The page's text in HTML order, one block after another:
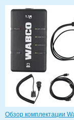
Обзор комплектации